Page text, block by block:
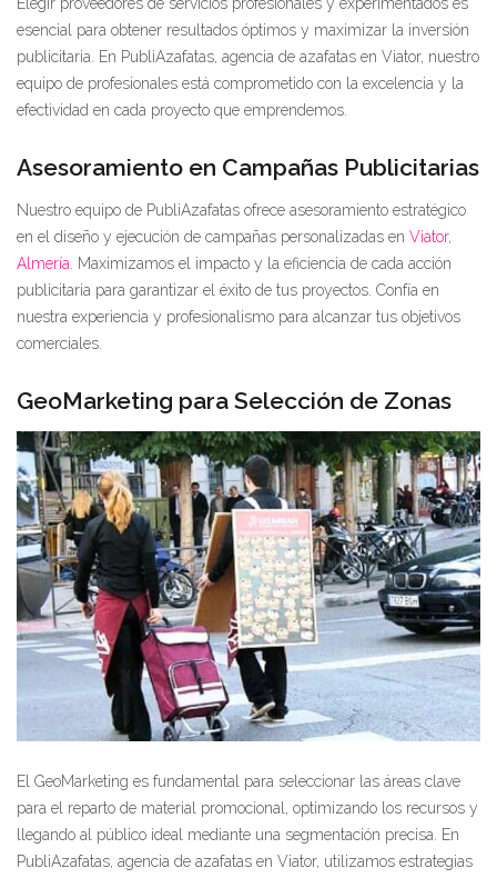
esencial para obtener resultados óptimos y maximizar la inversión
publicitaria. En PubliAzafatas, agencia de azafatas en Viator, nuestro
equipo de profesionales está comprometido con la excelencia y la
efectividad en cada proyecto que emprendemos.
Asesoramiento en Campañas Publicitarias
Nuestro equipo de PubliAzafatas ofrece asesoramiento estratégico
en el diseño y ejecución de campañas personalizadas en Viator,
Almería. Maximizamos el impacto y la eficiencia de cada acción
publicitaria para garantizar el éxito de tus proyectos. Confía en
nuestra experiencia y profesionalismo para alcanzar tus objetivos
comerciales.
GeoMarketing para Selección de Zonas
El GeoMarketing es fundamental para seleccionar las áreas clave
para el reparto de material promocional, optimizando los recursos y
llegando al público ideal mediante una segmentación precisa. En
PubliAzafatas, agencia de azafatas en Viator, utilizamos estrategias